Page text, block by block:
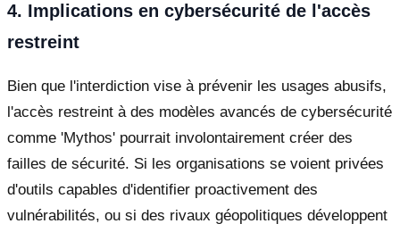
4. Implications en cybersécurité de l'accès
restreint
Bien que l'interdiction vise à prévenir les usages abusifs,
l'accès restreint à des modèles avancés de cybersécurité
comme 'Mythos' pourrait involontairement créer des
failles de sécurité. Si les organisations se voient privées
d'outils capables d'identifier proactivement des
vulnérabilités, ou si des rivaux géopolitiques développent